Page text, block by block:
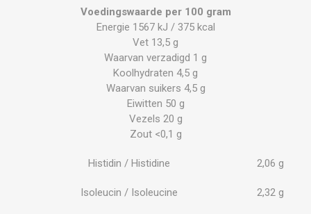
Voedingswaarde per 100 gram
Energie 1567 kJ / 375 kcal
Vet 13,5 g
Waarvan verzadigd 1 g
Koolhydraten 4,5 g
Waarvan suikers 4,5 g
Eiwitten 50 g
Vezels 20 g
Zout <0,1 g
Histidin / Histidine 2,06 g
Isoleucin / Isoleucine 2,32 g